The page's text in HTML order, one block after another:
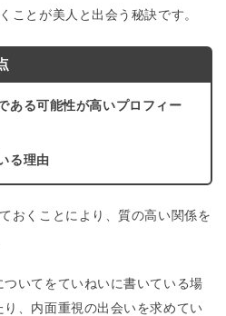
ことが美人と出会う秘訣です。
ある可能性が高いプロフィー
る理由
おくことにより、質の高い関係を
いてをていねいに書いている場
、内面重視の出会いを求めてい